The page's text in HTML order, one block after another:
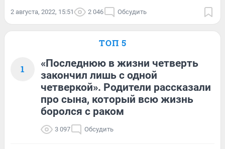
2 августа, 2022, 15:51 2 046 Обсудить
ТОП 5
1
«Последнюю в жизни четверть
закончил лишь с одной
четверкой». Родители рассказали
про сына, который всю жизнь
боролся с раком
3 097 Обсудить